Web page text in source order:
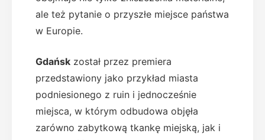
ale też pytanie o przyszłe miejsce państwa
w Europie.
Gdańsk został przez premiera
przedstawiony jako przykład miasta
podniesionego z ruin i jednocześnie
miejsca, w którym odbudowa objęła
zarówno zabytkową tkankę miejską, jak i